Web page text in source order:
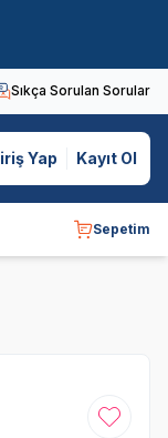
Sıkça Sorulan Sorular
Yap Kayıt Ol
Sepetim
Favoriye